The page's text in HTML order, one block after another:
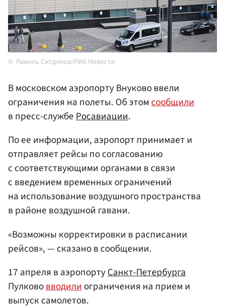
Рамиль Ситдиков/РИА Новости
В московском аэропорту Внуково ввели
ограничения на полеты. Об этомсообщили
в пресс-службеРосавиации.
По ее информации, аэропорт принимает и
отправляет рейсы по согласованию
с соответствующими органами в связи
с введением временных ограничений
на использование воздушного пространства
в районе воздушной гавани.
«Возможны корректировки в расписании
рейсов», — сказано в сообщении.
17 апреля в аэропортуСанкт-Петербурга
Пулкововводилиограничения на прием и
выпуск самолетов.